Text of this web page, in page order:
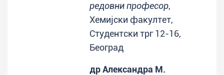
редовни професор,
Хемијски факултет,
Студентски трг 12-16,
Београд
др Александра М.